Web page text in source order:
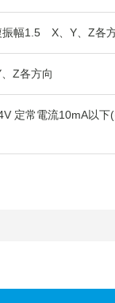
幅1.5 X、Y、Z各
Z各方向
定常電流10mA以